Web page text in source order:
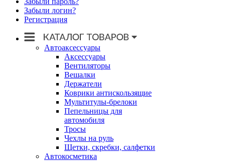
Забыли логин?
Регистрация
Автоаксессуары
Аксессуары
Вентиляторы
Вешалки
Держатели
Коврики антискользящие
Мультитулы-брелоки
Пепельницы для
автомобиля
Тросы
Чехлы на руль
Щетки, скребки, салфетки
Автокосметика